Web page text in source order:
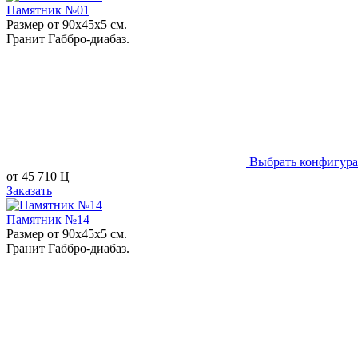
Памятник №01
Размер от 90х45х5 см.
Гранит Габбро-диабаз.
Выбрать
от 45 710 Ц
Заказать
Памятник №14
Размер от 90х45х5 см.
Гранит Габбро-диабаз.